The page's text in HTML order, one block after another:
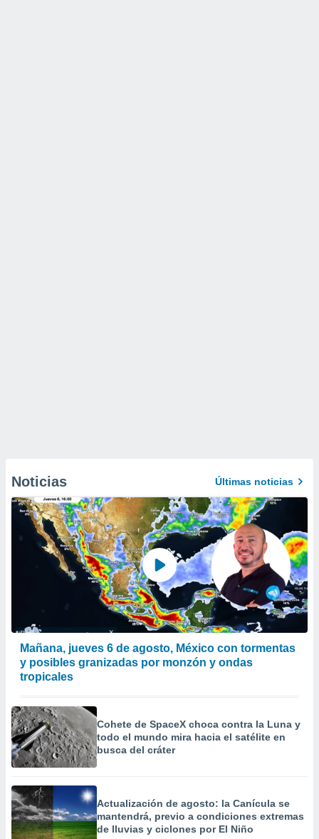
Noticias Últimas noticias
Mañana, jueves 6 de agosto, México con tormentas
y posibles granizadas por monzón y ondas
tropicales
Cohete de SpaceX choca contra la Luna y
todo el mundo mira hacia el satélite en
busca del cráter
Actualización de agosto: la Canícula se
mantendrá, previo a condiciones extremas
de lluvias y ciclones por El Niño